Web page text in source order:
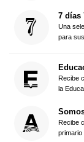
7 días
Una
para
Recibe
la
Recibe
primario